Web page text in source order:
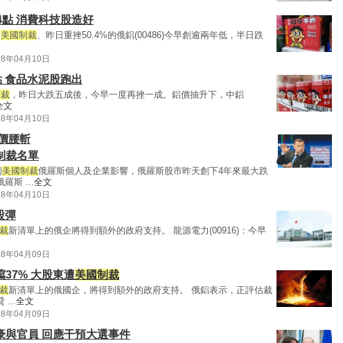
消費科技股造好
美國制裁 、昨日重挫50.4%的俄鋁(00486)今早創逾兩年低，半日跌
年04月10日
食品水泥股跑出
，昨日大跌五成後，今早一度再挫一成。鋁價抽升下，中鋁
文
年04月10日
腰斬
裁名單
美國制裁俄羅斯個人及企業影響，俄羅斯股市昨天創下4年來最大跌
斯 ... 全文
年04月10日
彈
新清單上的俄企將得到額外的政府支持。 龍源電力(00916)：今早
年04月09日
37% 大股東遭美國制裁
新清單上的俄國企，將得到額外的政府支持。 俄鋁表示，正評估裁
... 全文
年04月09日
與官員 回應干預大選事件